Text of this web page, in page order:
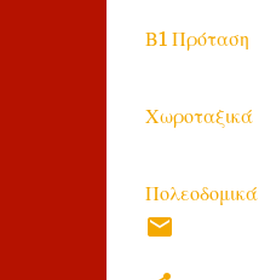
Β1 Πρόταση
Χωροταξικά
Πολεοδομικά